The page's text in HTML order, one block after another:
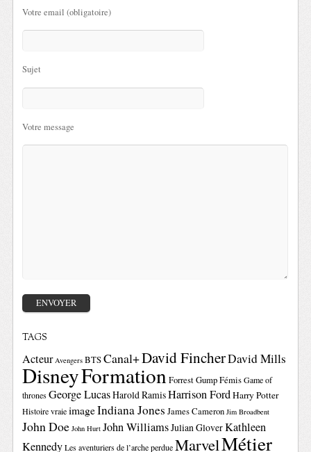
Votre email (obligatoire)
Sujet
Votre message
TAGS
Acteur Avengers BTSCanal+David FincherDavid Mills
DisneyFormationForrest GumpFémis Game of
thrones George LucasHarold RamisHarrison FordHarry Potter
Histoire vraie imageIndiana Jones James Cameron Jim Broadbent
John Doe John Hurt John WilliamsJulian GloverKathleen
Kennedy Les aventuriers de l’arche perdue MarvelMétier